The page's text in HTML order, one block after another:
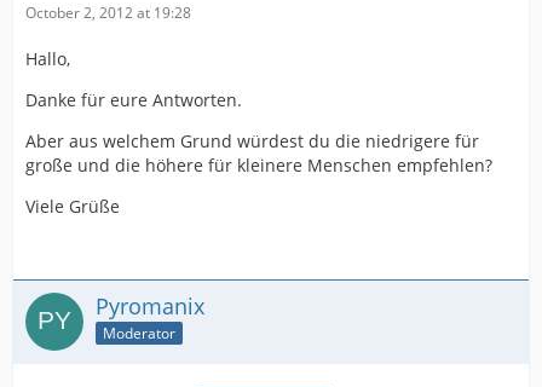
October 2, 2012 at 19:28
Hallo,
Danke für eure Antworten.
Aber aus welchem Grund würdest du die niedrigere für
große und die höhere für kleinere Menschen empfehlen?
Viele Grüße
Pyromanix
Moderator